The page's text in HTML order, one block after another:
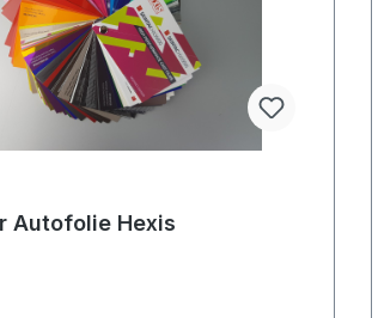
Autofolie Hexis